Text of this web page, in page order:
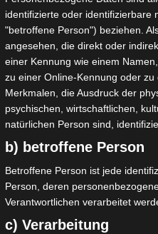
identifizierte oder identifizierbare
"betroffene Person") beziehen.
angesehen, die direkt oder
einer Kennung wie einem
zu einer Online-Kennung oder
Merkmalen, die Ausdruck der
psychischen, wirtschaftlichen,
natürlichen Person sind,
b) betroffene Person
Betroffene Person ist jede
Person, deren
Verantwortlichen verarbeitet
c) Verarbeitung